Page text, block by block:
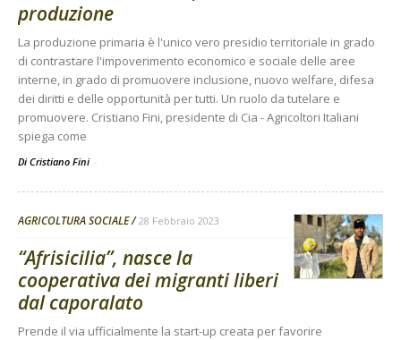
produzione
La produzione primaria è l'unico vero presidio territoriale in grado
di contrastare l'impoverimento economico e sociale delle aree
interne, in grado di promuovere inclusione, nuovo welfare, difesa
dei diritti e delle opportunità per tutti. Un ruolo da tutelare e
promuovere. Cristiano Fini, presidente di Cia - Agricoltori Italiani
spiega come
Di Cristiano Fini -
AGRICOLTURA SOCIALE 28 Febbraio 2023
“Afrisicilia”, nasce la
cooperativa dei migranti liberi
dal caporalato
Prende il via ufficialmente la start-up creata per favorire